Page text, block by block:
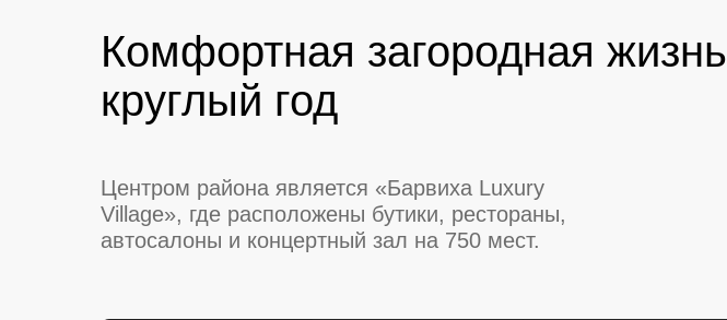
Комфортная загородная жизнь
круглый год
Центром района является «Барвиха Luxury
Village», где расположены бутики, рестораны,
автосалоны и концертный зал на 750 мест.